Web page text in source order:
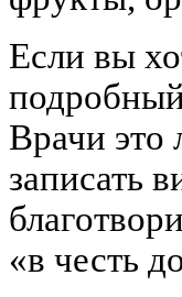
Если вы
Врачи
записать
«в честь